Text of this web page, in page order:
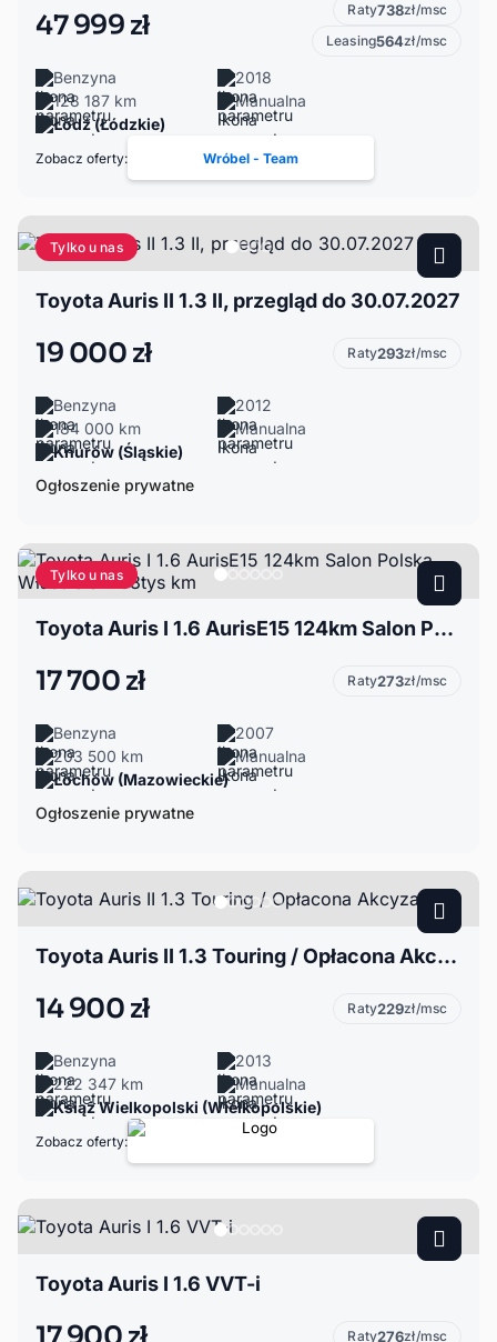
47 999 zł Raty738zł/msc
Leasing564zł/msc
Benzyna
2018
128 187 km
Manualna
Łódź (Łódzkie)
Zobacz oferty: Wróbel - Team
Tylko u nas
Toyota Auris II 1.3 II, przegląd do 30.07.2027
19 000 zł Raty293zł/msc
Benzyna
2012
184 000 km
Manualna
Knurów (Śląskie)
Ogłoszenie prywatne
Tylko u nas
Toyota Auris I 1.6 AurisE15 124km Salon Polska Właściciel 203tys km
17 700 zł Raty273zł/msc
Benzyna
2007
203 500 km
Manualna
Łochów (Mazowieckie)
Ogłoszenie prywatne
Toyota Auris II 1.3 Touring / Opłacona Akcyza
14 900 zł Raty229zł/msc
Benzyna
2013
222 347 km
Manualna
Książ Wielkopolski (Wielkopolskie)
Zobacz oferty:
Toyota Auris I 1.6 VVT-i
Raty276zł/msc